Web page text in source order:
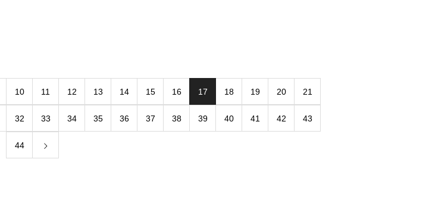
10 11 12 13 14 15 16 17 18 19 20 21
32 33 34 35 36 37 38 39 40 41 42 43
44